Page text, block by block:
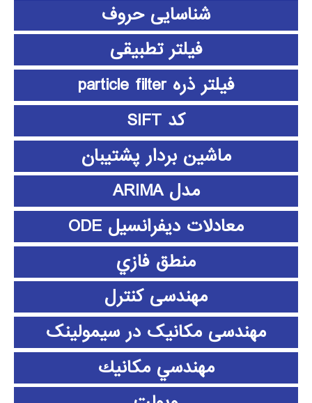
شناسایی حروف
فیلتر تطبیقی
فیلتر ذره particle filter
کد SIFT
ماشین بردار پشتیبان
مدل ARIMA
معادلات دیفرانسیل ODE
منطق فازي
مهندسی کنترل
مهندسی مکانیک در سیمولینک
مهندسي مكانيك